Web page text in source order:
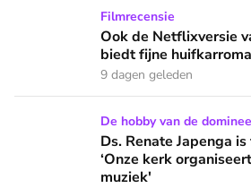
Ook de Netflixversie van ‘Het
Filmrecensie
Ook de Netflixversie
biedt fijne
9 dagen geleden
Ds. Renate Japenga is fan van
De hobby van de dominee
Ds. Renate Japenga
‘Onze kerk
muziek'